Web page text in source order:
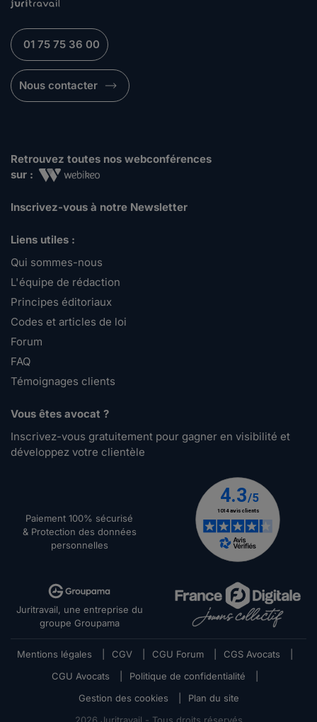
01 75 75 36 00
Nous contacter
Retrouvez toutes nos webconférences
sur :
Inscrivez-vous à notre Newsletter
Liens utiles :
Qui sommes-nous
L'équipe de rédaction
Principes éditoriaux
Codes et articles de loi
Forum
FAQ
Témoignages clients
Vous êtes avocat ?
Inscrivez-vous gratuitement pour gagner en visibilité et
développez votre clientèle
Paiement 100% sécurisé
& Protection des données
personnelles
Juritravail, une entreprise du
groupe Groupama
Mentions légales CGV CGU Forum CGS Avocats
CGU Avocats
Politique de confidentialité
Gestion des cookies
Plan du site